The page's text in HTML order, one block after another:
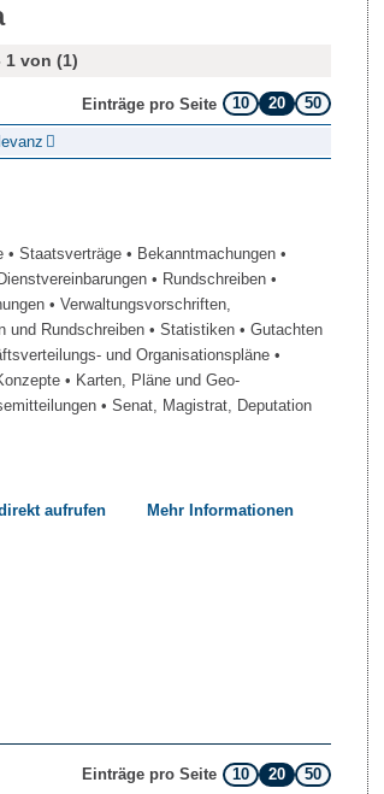
1 von (1)
Einträge pro Seite 10 20 50
• Staatsverträge • Bekanntmachungen •
• Rundschreiben •
• Verwaltungsvorschriften,
und Rundschreiben • Statistiken • Gutachten
und Organisationspläne •
• Karten, Pläne und Geo-
• Senat, Magistrat, Deputation
aufrufen Mehr Informationen
Einträge pro Seite 10 20 50